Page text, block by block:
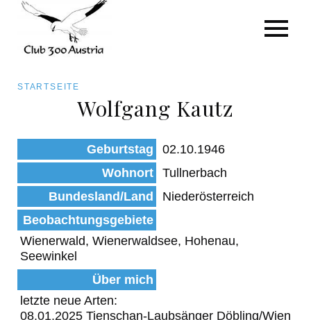
zum
Inhalt
Pfadnavigation
STARTSEITE
Wolfgang Kautz
Geburtstag
02.10.1946
Wohnort
Tullnerbach
Bundesland/Land
Niederösterreich
Beobachtungsgebiete
Wienerwald, Wienerwaldsee, Hohenau,
Seewinkel
Über mich
letzte neue Arten:
08.01.2025 Tienschan-Laubsänger Döbling/Wien
Art/Species
Status
Kategorie für die Österreich-Liste
Beobachtungen